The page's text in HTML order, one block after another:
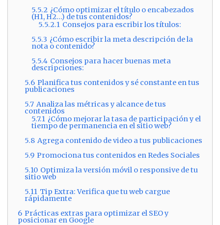
5.5.2 ¿Cómo optimizar el título o encabezados
(H1, H2…) de tus contenidos?
5.5.2.1 Consejos para escribir los títulos:
5.5.3 ¿Cómo escribir la meta descripción de la
nota o contenido?
5.5.4 Consejos para hacer buenas meta
descripciones:
5.6 Planifica tus contenidos y sé constante en tus
publicaciones
5.7 Analiza las métricas y alcance de tus
contenidos
5.7.1 ¿Cómo mejorar la tasa de participación y el
tiempo de permanencia en el sitio web?
5.8 Agrega contenido de video a tus publicaciones
5.9 Promociona tus contenidos en Redes Sociales
5.10 Optimiza la versión móvil o responsive de tu
sitio web
5.11 Tip Extra: Verifica que tu web cargue
rápidamente
6 Prácticas extras para optimizar el SEO y
posicionar en Google